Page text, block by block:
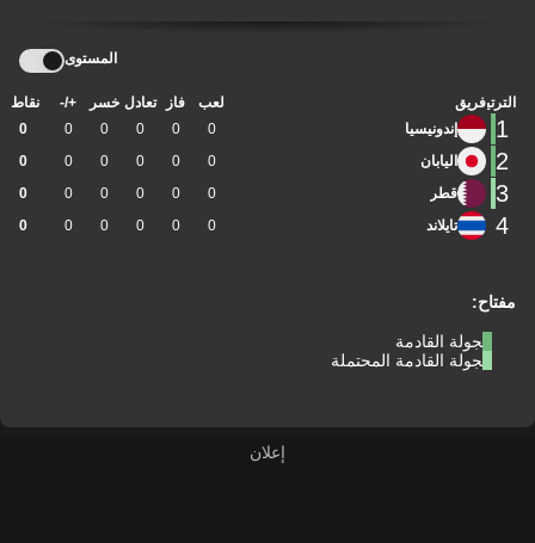
المستوى
مفتاح:
الجولة القادمة
الجولة القادمة المحتملة
الترتيبفريق لعب فاز تعادل خسر +/- نقاط
1 إندونيسيا 0
0
0
0
0
0
2 اليابان 0
0
0
0
0
0
3 قطر 0
0
0
0
0
0
4 تايلاند 0
0
0
0
0
0